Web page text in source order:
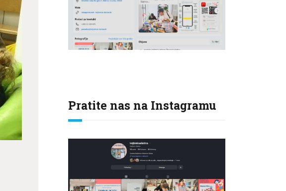
Pratite nas na Instagramu